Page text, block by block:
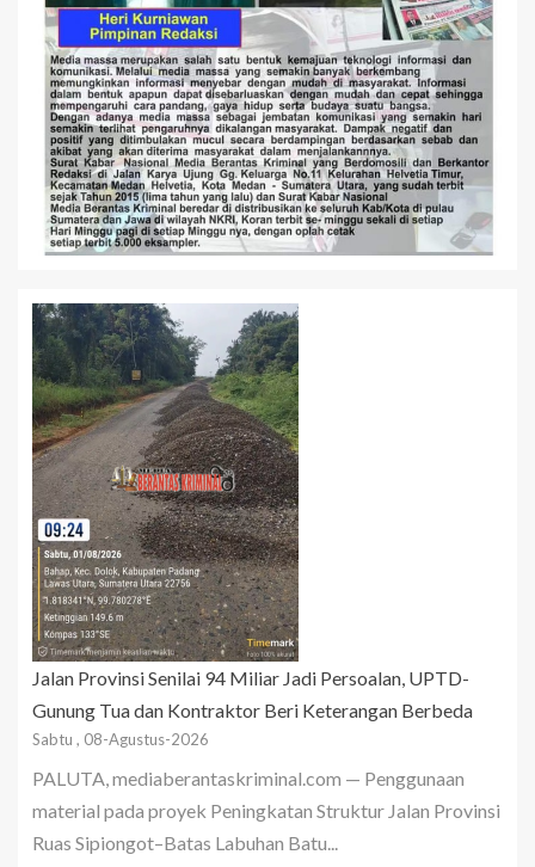
Jalan Provinsi Senilai 94 Miliar Jadi Persoalan, UPTD-
Gunung Tua dan Kontraktor Beri Keterangan Berbeda
Sabtu , 08-Agustus-2026
PALUTA, mediaberantaskriminal.com — Penggunaan
material pada proyek Peningkatan Struktur Jalan Provinsi
Ruas Sipiongot–Batas Labuhan Batu...